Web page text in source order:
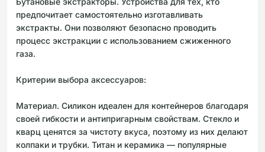
предпочитает самостоятельно изготавливать
экстракты. Они позволяют безопасно проводить
процесс экстракции с использованием сжиженного
газа.
Критерии выбора аксессуаров:
Материал. Силикон идеален для контейнеров благодаря
своей гибкости и антипригарным свойствам. Стекло и
кварц ценятся за чистоту вкуса, поэтому из них делают
колпаки и трубки. Титан и керамика — популярные